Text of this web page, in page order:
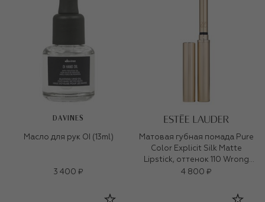
DAVINES
Масло для рук OI (13ml)
3 400 ₽
Матовая губная помада Pure
Color Explicit Silk Matte
Lipstick, оттенок 110 Wrong
Place, Right Time (0,7ml)
4 800 ₽